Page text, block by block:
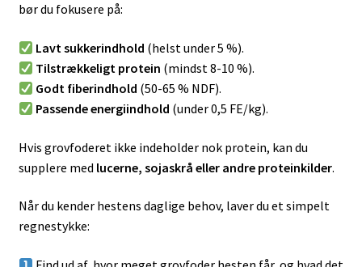
bør du fokusere på:
Lavt sukkerindhold (helst under 5 %).
Tilstrækkeligt protein (mindst 8-10 %).
Godt fiberindhold (50-65 % NDF).
Passende energiindhold (under 0,5 FE/kg).
Hvis grovfoderet ikke indeholder nok protein, kan du
supplere med lucerne, sojaskrå eller andre proteinkilder.
Når du kender hestens daglige behov, laver du et simpelt
regnestykke: